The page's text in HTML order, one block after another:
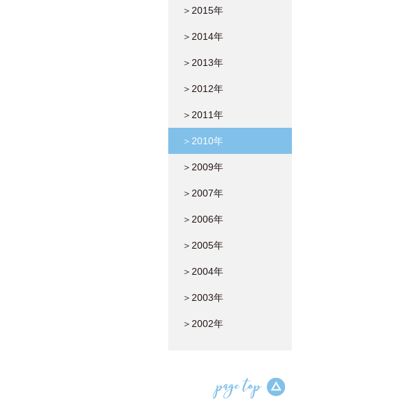
＞2015年
＞2014年
＞2013年
＞2012年
＞2011年
＞2010年
＞2009年
＞2007年
＞2006年
＞2005年
＞2004年
＞2003年
＞2002年